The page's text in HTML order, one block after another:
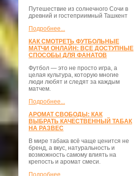
Путешествие из солнечного Сочи в
древний и гостеприимный Ташкент
Подробнее...
КАК СМОТРЕТЬ ФУТБОЛЬНЫЕ
МАТЧИ ОНЛАЙН: ВСЕ ДОСТУПНЫЕ
СПОСОБЫ ДЛЯ ФАНАТОВ
Футбол — это не просто игра, а
целая культура, которую многие
люди любят и следят за каждым
матчем.
Подробнее...
АРОМАТ СВОБОДЫ: КАК
ВЫБРАТЬ КАЧЕСТВЕННЫЙ ТАБАК
НА РАЗВЕС
В мире табака всё чаще ценится не
бренд, а вкус, натуральность и
возможность самому влиять на
крепость и аромат смеси.
Подробнее...